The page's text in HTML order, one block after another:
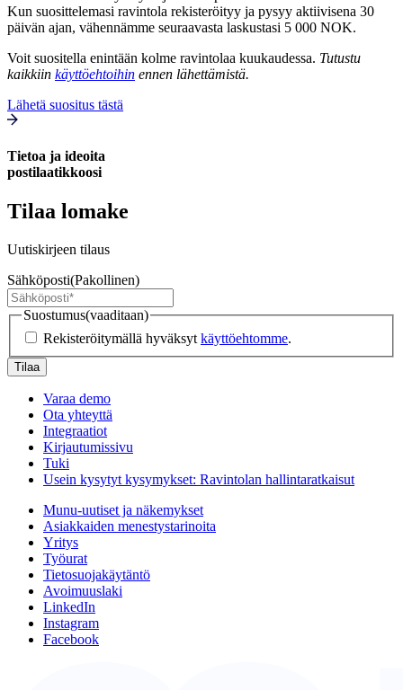
Kun suosittelemasi ravintola rekisteröityy ja pysyy aktiivisena 30
päivän ajan, vähennämme seuraavasta laskustasi 5 000 NOK.
Voit suositella enintään kolme ravintolaa kuukaudessa. Tutustu
kaikkiin käyttöehtoihin ennen lähettämistä.
Lähetä suositus tästä
Tietoa ja ideoita
postilaatikkoosi
Tilaa lomake
Uutiskirjeen tilaus
Sähköposti(Pakollinen)
Suostumus(vaaditaan)
Rekisteröitymällä hyväksyt käyttöehtomme.
Varaa demo
Ota yhteyttä
Integraatiot
Kirjautumissivu
Tuki
Usein kysytyt kysymykset: Ravintolan hallintaratkaisut
Munu-uutiset ja näkemykset
Asiakkaiden menestystarinoita
Yritys
Työurat
Tietosuojakäytäntö
Avoimuuslaki
LinkedIn
Instagram
Facebook